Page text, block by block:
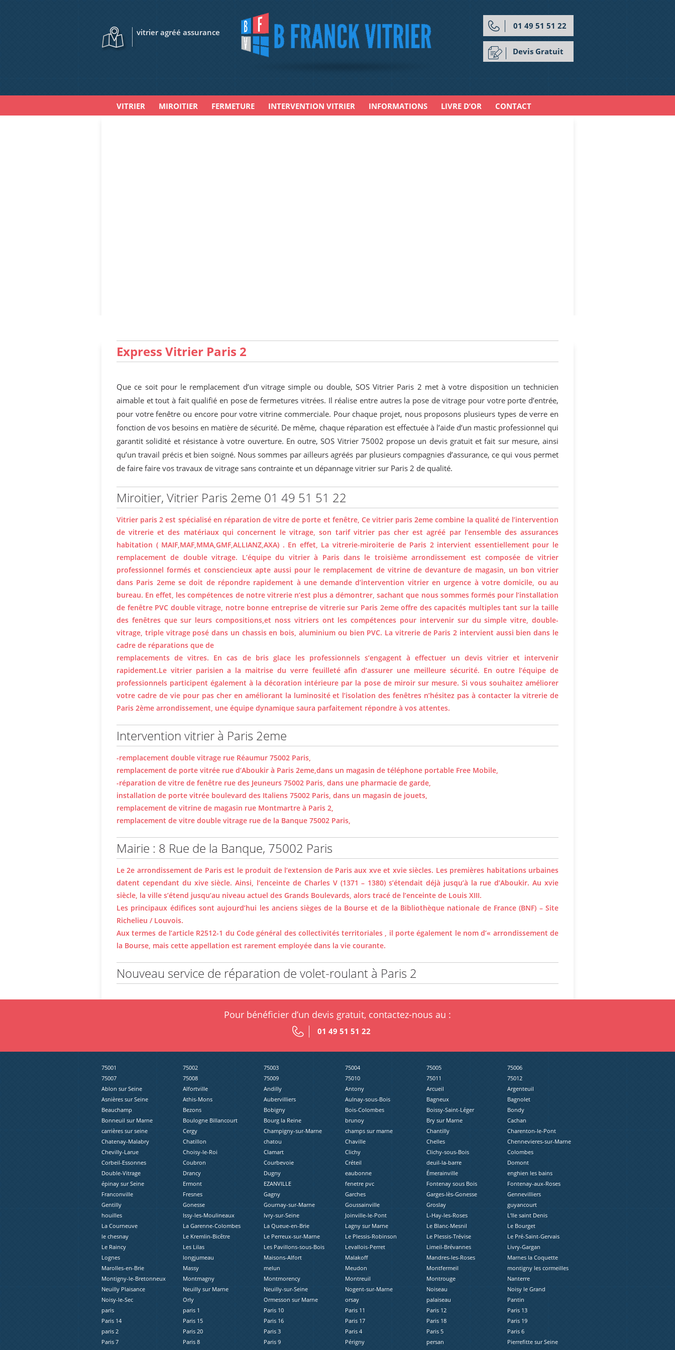
vitrier agréé assurance
01 49 51 51 22
Devis Gratuit
VITRIER MIROITIER FERMETURE INTERVENTION VITRIER INFORMATIONS LIVRE D’OR CONTACT
Express Vitrier Paris 2
Que ce soit pour le remplacement d’un vitrage simple ou double, SOS Vitrier Paris 2 met à votre disposition un technicien
aimable et tout à fait qualifié en pose de fermetures vitrées. Il réalise entre autres la pose de vitrage pour votre porte d’entrée,
pour votre fenêtre ou encore pour votre vitrine commerciale. Pour chaque projet, nous proposons plusieurs types de verre en
fonction de vos besoins en matière de sécurité. De même, chaque réparation est effectuée à l’aide d’un mastic professionnel qui
garantit solidité et résistance à votre ouverture. En outre, SOS Vitrier 75002 propose un devis gratuit et fait sur mesure, ainsi
qu’un travail précis et bien soigné. Nous sommes par ailleurs agréés par plusieurs compagnies d’assurance, ce qui vous permet
de faire faire vos travaux de vitrage sans contrainte et un dépannage vitrier sur Paris 2 de qualité.
Miroitier, Vitrier Paris 2eme 01 49 51 51 22
Vitrier paris 2 est spécialisé en réparation de vitre de porte et fenêtre, Ce vitrier paris 2eme combine la qualité de l’intervention
de vitrerie et des matériaux qui concernent le vitrage, son tarif vitrier pas cher est agréé par l’ensemble des assurances
habitation ( MAIF,MAF,MMA,GMF,ALLIANZ,AXA) . En effet, La vitrerie-miroiterie de Paris 2 intervient essentiellement pour le
remplacement de double vitrage. L’équipe du vitrier à Paris dans le troisième arrondissement est composée de vitrier
professionnel formés et consciencieux apte aussi pour le remplacement de vitrine de devanture de magasin, un bon vitrier
dans Paris 2eme se doit de répondre rapidement à une demande d’intervention vitrier en urgence à votre domicile, ou au
bureau. En effet, les compétences de notre vitrerie n’est plus a démontrer, sachant que nous sommes formés pour l’installation
de fenêtre PVC double vitrage, notre bonne entreprise de vitrerie sur Paris 2eme offre des capacités multiples tant sur la taille
des fenêtres que sur leurs compositions,et noss vitriers ont les compétences pour intervenir sur du simple vitre, double-
vitrage, triple vitrage posé dans un chassis en bois, aluminium ou bien PVC. La vitrerie de Paris 2 intervient aussi bien dans le
cadre de réparations que de
remplacements de vitres. En cas de bris glace les professionnels s’engagent à effectuer un devis vitrier et intervenir
rapidement.Le vitrier parisien a la maitrise du verre feuilleté afin d’assurer une meilleure sécurité. En outre l’équipe de
professionnels participent également à la décoration intérieure par la pose de miroir sur mesure. Si vous souhaitez améliorer
votre cadre de vie pour pas cher en améliorant la luminosité et l’isolation des fenêtres n’hésitez pas à contacter la vitrerie de
Paris 2ème arrondissement, une équipe dynamique saura parfaitement répondre à vos attentes.
Intervention vitrier à Paris 2eme
-remplacement double vitrage rue Réaumur 75002 Paris,
remplacement de porte vitrée rue d’Aboukir à Paris 2eme,dans un magasin de téléphone portable Free Mobile,
-réparation de vitre de fenêtre rue des Jeuneurs 75002 Paris, dans une pharmacie de garde,
installation de porte vitrée boulevard des Italiens 75002 Paris, dans un magasin de jouets,
remplacement de vitrine de magasin rue Montmartre à Paris 2,
remplacement de vitre double vitrage rue de la Banque 75002 Paris,
Mairie : 8 Rue de la Banque, 75002 Paris
Le 2e arrondissement de Paris est le produit de l’extension de Paris aux xve et xvie siècles. Les premières habitations urbaines
datent cependant du xive siècle. Ainsi, l’enceinte de Charles V (1371 – 1380) s’étendait déjà jusqu’à la rue d’Aboukir. Au xvie
siècle, la ville s’étend jusqu’au niveau actuel des Grands Boulevards, alors tracé de l’enceinte de Louis XIII.
Les principaux édifices sont aujourd’hui les anciens sièges de la Bourse et de la Bibliothèque nationale de France (BNF) – Site
Richelieu / Louvois.
Aux termes de l’article R2512-1 du Code général des collectivités territoriales , il porte également le nom d’« arrondissement de
la Bourse, mais cette appellation est rarement employée dans la vie courante.
Nouveau service de réparation de volet-roulant à Paris 2
Pour bénéficier d’un devis gratuit, contactez-nous au :
01 49 51 51 22
75001 75002 75003 75004 75005
75006
75007
75008 75009 75010 75011
75012
Ablon sur Seine
Alfortville Andilly Antony Arcueil
Argenteuil
Asnières sur Seine
Athis-Mons Aubervilliers Aulnay-sous-Bois Bagneux
Bagnolet
Beauchamp
Bezons Bobigny Bois-Colombes Boissy-Saint-Léger
Bondy
Bonneuil sur Marne
Boulogne Billancourt Bourg la Reine brunoy Bry sur Marne
Cachan
carrières sur seine
Cergy Champigny-sur-Marne champs sur marne Chantilly
Charenton-le-Pont
Chatenay-Malabry
Chatillon chatou Chaville Chelles
Chennevieres-sur-Marne
Chevilly-Larue
Choisy-le-Roi Clamart Clichy Clichy-sous-Bois
Colombes
Corbeil-Essonnes
Coubron Courbevoie Créteil deuil-la-barre
Domont
Double-Vitrage
Drancy Dugny eaubonne Émerainville
enghien les bains
épinay sur Seine
Ermont EZANVILLE fenetre pvc Fontenay sous Bois
Fontenay-aux-Roses
Franconville
Fresnes Gagny Garches Garges-lès-Gonesse
Gennevilliers
Gentilly
Gonesse Gournay-sur-Marne Goussainville Groslay
guyancourt
houilles
Issy-les-Moulineaux Ivry-sur-Seine Joinville-le-Pont L-Hay-les-Roses
L’Ile saint Denis
La Courneuve
La Garenne-Colombes La Queue-en-Brie Lagny sur Marne Le Blanc-Mesnil
Le Bourget
le chesnay
Le Kremlin-Bicêtre Le Perreux-sur-Marne Le Plessis-Robinson Le Plessis-Trévise
Le Pré-Saint-Gervais
Le Raincy
Les Lilas Les Pavillons-sous-Bois Levallois-Perret Limeil-Brévannes
Livry-Gargan
Lognes
longjumeau Maisons-Alfort Malakoff Mandres-les-Roses
Marnes la Coquette
Marolles-en-Brie
Massy melun Meudon Montfermeil
montigny les cormeilles
Montigny-le-Bretonneux
Montmagny Montmorency Montreuil Montrouge
Nanterre
Neuilly Plaisance
Neuilly sur Marne Neuilly-sur-Seine Nogent-sur-Marne Noiseau
Noisy le Grand
Noisy-le-Sec
Orly Ormesson sur Marne orsay palaiseau
Pantin
paris
paris 1 Paris 10 Paris 11 Paris 12
Paris 13
Paris 14
Paris 15 Paris 16 Paris 17 Paris 18
Paris 19
paris 2
Paris 20 Paris 3 Paris 4 Paris 5
Paris 6
Paris 7
Paris 8 Paris 9 Périgny persan
Pierrefitte sur Seine